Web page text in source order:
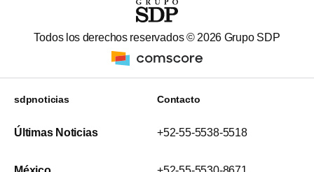
Todos los derechos reservados © 2026 Grupo SDP
sdpnoticias
Últimas Noticias
Contacto
+52-55-5538-5518